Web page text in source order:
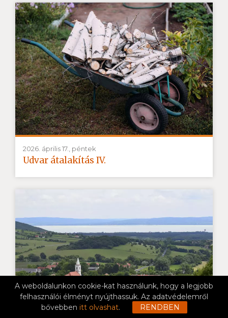
A weboldalunkon cookie-kat használunk, hogy a legjobb
felhasználói élményt nyújthassuk. Az adatvédelemről
bővebben itt olvashat. RENDBEN
2026. április 17., péntek
Udvar átalakítás IV.